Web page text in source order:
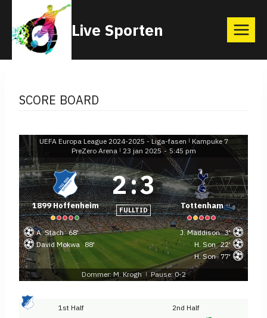
content
Live Sporten
SCORE BOARD
UEFA Europa League 2024-2025 - Liga-fasen | Kampuke 7
PreZero Arena | 23 jan 2025 - 5:45 pm
1899 Hoffenheim
2:3
FULLTID Tottenham
A. Stach 68'
David Mokwa 88'
J. Maddison 3'
H. Son 22'
H. Son 77'
Dommer: M. Krogh
| Pause: 0-2
1st Half 2nd Half